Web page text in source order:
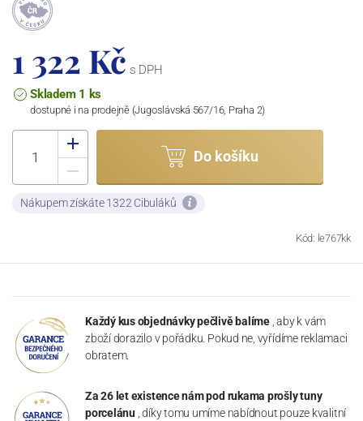
1 322 Kč s DPH
Skladem 1 ks
dostupné i na prodejně (Jugoslávská 567/16, Praha 2)
Do košíku
Nákupem získáte 1322 Cibuláků
Kód: le767kk
Každý kus objednávky pečlivě balíme , aby k vám
zboží dorazilo v pořádku. Pokud ne, vyřídíme reklamaci
obratem.
Za 26 let existence nám pod rukama prošly tuny
porcelánu , díky tomu umíme nabídnout pouze kvalitní